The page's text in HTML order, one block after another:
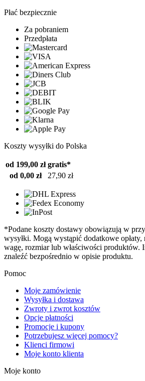
Płać bezpiecznie
Za pobraniem
Przedpłata
Koszty wysyłki do Polska
od 199,00 zł gratis*
od 0,00 zł
27,90 zł
*Podane koszty dostawy obowiązują w
wysyłki. Mogą wystąpić dodatkowe opłaty,
wagę, rozmiar lub właściwości produktów.
znaleźć bezpośrednio w opisie produktu.
Pomoc
Moje zamówienie
Wysyłka i dostawa
Zwroty i zwrot kosztów
Opcje płatności
Promocje i kupony
Potrzebujesz więcej pomocy?
Klienci firmowi
Moje konto klienta
Moje konto